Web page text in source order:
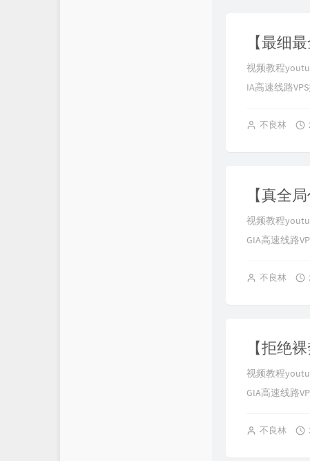
视频教程
IA高速线路
不良林
视频教程
GIA高速线路
不良林
视频教程
GIA高速线路
不良林